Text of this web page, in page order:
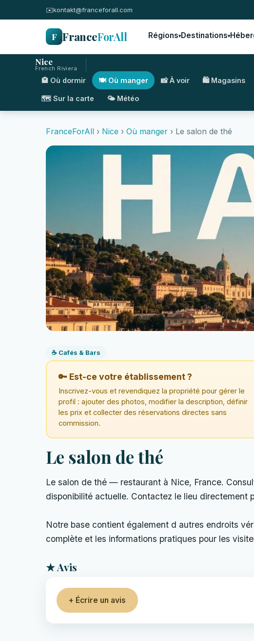
✉️kontakt@franceforall.com
F FranceForAll Régions▾Destinations▾
Nice
French Riviera
🏨 Où dormir 🍽️ Où manger 📸 À voir 🛍️ Magasins
🗺️ Sur la carte 🌤️ Météo
FranceForAll › Nice › Où manger › Le salon de thé
☕ Cafés & Bars
🔑 Est-ce votre établissement ?
Inscrivez-vous et revendiquez la propriété pour gérer le
profil : ajouter des photos, modifier la description, définir
les prix et collecter des réservations directes sans
commission.
Le salon de thé
Le salon de thé — restaurant à Nice, France.
disponibilité actuelle. Contactez le lieu directement
Notre base contient également d autres endroits
complète et les informations pratiques pour les
★ Avis
+ Écrire un avis